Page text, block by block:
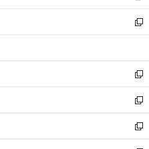
開
く
ウ
で
開
ン
ド
ウ
開
く
ウ
ィ
ン
ウ
で
開
く
し
い
ウ
ン
ド
ウ
で
開
く
新
し
ウ
ィ
ン
ド
ウ
で
開
新
し
い
ウ
ィ
ン
新
し
い
ウ
新
し